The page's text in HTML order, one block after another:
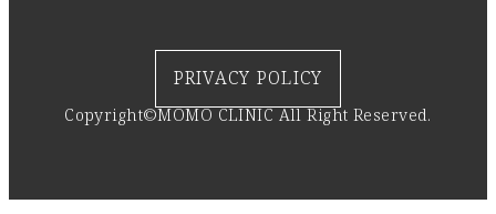
PRIVACY POLICY
Copyright©MOMO CLINIC All Right Reserved.